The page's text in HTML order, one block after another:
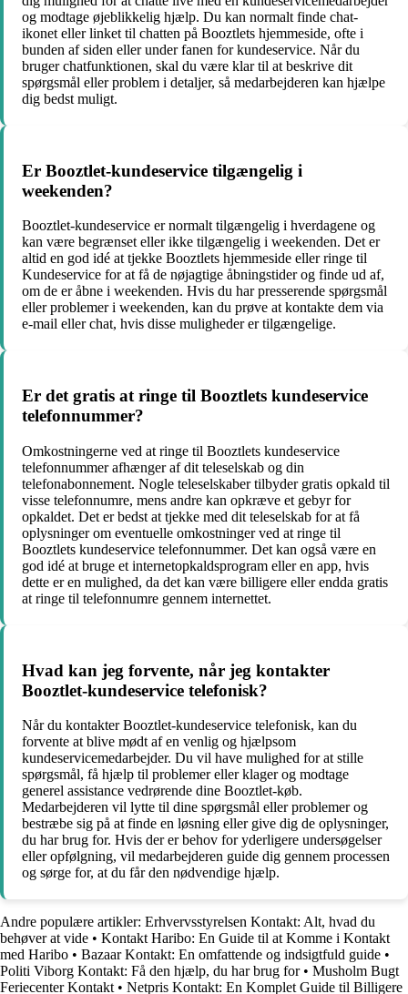
og modtage øjeblikkelig hjælp. Du kan normalt finde chat-
ikonet eller linket til chatten på Booztlets hjemmeside, ofte i
bunden af siden eller under fanen for kundeservice. Når du
bruger chatfunktionen, skal du være klar til at beskrive dit
spørgsmål eller problem i detaljer, så medarbejderen kan hjælpe
dig bedst muligt.
Er Booztlet-kundeservice tilgængelig i
weekenden?
Booztlet-kundeservice er normalt tilgængelig i hverdagene og
kan være begrænset eller ikke tilgængelig i weekenden. Det er
altid en god idé at tjekke Booztlets hjemmeside eller ringe til
Kundeservice for at få de nøjagtige åbningstider og finde ud af,
om de er åbne i weekenden. Hvis du har presserende spørgsmål
eller problemer i weekenden, kan du prøve at kontakte dem via
e-mail eller chat, hvis disse muligheder er tilgængelige.
Er det gratis at ringe til Booztlets kundeservice
telefonnummer?
Omkostningerne ved at ringe til Booztlets kundeservice
telefonnummer afhænger af dit teleselskab og din
telefonabonnement. Nogle teleselskaber tilbyder gratis opkald til
visse telefonnumre, mens andre kan opkræve et gebyr for
opkaldet. Det er bedst at tjekke med dit teleselskab for at få
oplysninger om eventuelle omkostninger ved at ringe til
Booztlets kundeservice telefonnummer. Det kan også være en
god idé at bruge et internetopkaldsprogram eller en app, hvis
dette er en mulighed, da det kan være billigere eller endda gratis
at ringe til telefonnumre gennem internettet.
Hvad kan jeg forvente, når jeg kontakter
Booztlet-kundeservice telefonisk?
Når du kontakter Booztlet-kundeservice telefonisk, kan du
forvente at blive mødt af en venlig og hjælpsom
kundeservicemedarbejder. Du vil have mulighed for at stille
spørgsmål, få hjælp til problemer eller klager og modtage
generel assistance vedrørende dine Booztlet-køb.
Medarbejderen vil lytte til dine spørgsmål eller problemer og
bestræbe sig på at finde en løsning eller give dig de oplysninger,
du har brug for. Hvis der er behov for yderligere undersøgelser
eller opfølgning, vil medarbejderen guide dig gennem processen
og sørge for, at du får den nødvendige hjælp.
Andre populære artikler: Erhvervsstyrelsen Kontakt: Alt, hvad du
behøver at vide • Kontakt Haribo: En Guide til at Komme i Kontakt
med Haribo • Bazaar Kontakt: En omfattende og indsigtfuld guide •
Politi Viborg Kontakt: Få den hjælp, du har brug for• Musholm Bugt
Feriecenter Kontakt • Netpris Kontakt: En Komplet Guide til Billigere